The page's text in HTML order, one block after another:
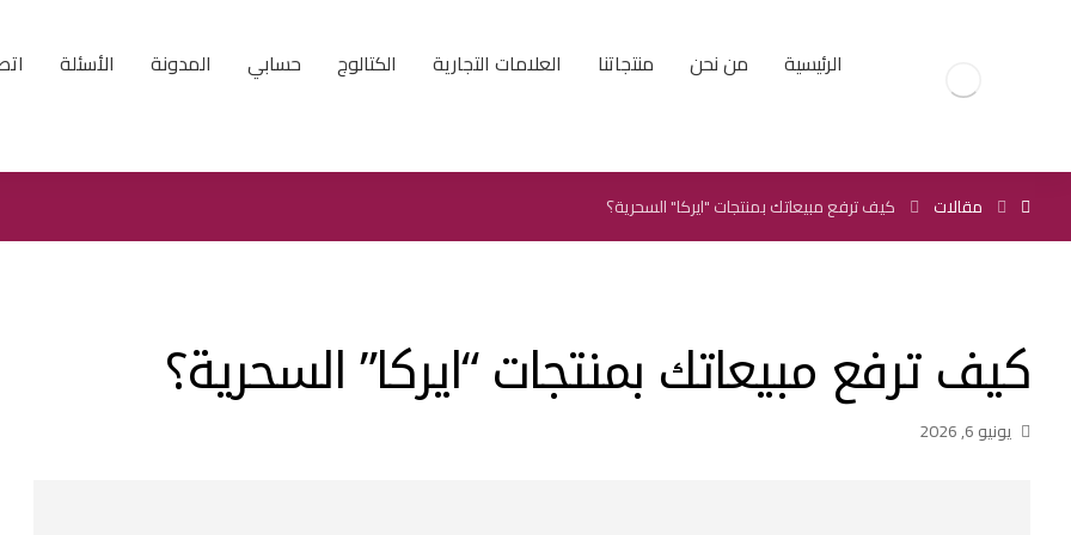
الرئيسية من نحن منتجاتنا العلامات التجارية الكتالوج حسابي المدونة الأسئلة
مقالات كيف ترفع مبيعاتك بمنتجات "ايركا" السحرية؟
كيف ترفع مبيعاتك بمنتجات “ايركا” السحرية؟
يونيو 6, 2026